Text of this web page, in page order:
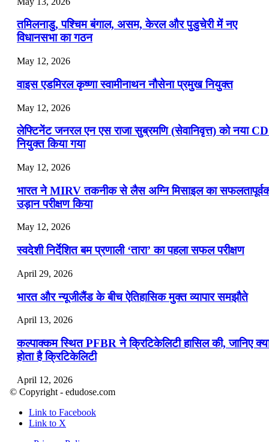
📝 डेली करेंट अफेयर्स: 13-15 जुलाई 2026
तमिलनाडु, पश्चिम बंगाल, असम, केरल और पुडुचेरी में नए
विधानसभा का गठन
May 12, 2026
वाइस एडमिरल कृष्णा स्वामीनाथन नौसेना प्रमुख नियुक्त
May 12, 2026
लेफ्टिनेंट जनरल एन एस राजा सुब्रमणि (सेवानिवृत्त) को नया
नियुक्त किया गया
May 12, 2026
भारत ने MIRV तकनीक से लैस अग्नि मिसाइल का
उड़ान परीक्षण किया
May 12, 2026
स्वदेशी निर्देशित बम प्रणाली ‘तारा’ का पहला सफल परीक्षण
April 29, 2026
भारत और न्यूजीलैंड के बीच ऐतिहासिक मुक्त व्यापार समझौते
April 13, 2026
कल्पाक्कम स्थित PFBR ने क्रिटिकेलिटी हासिल की, जानिए
होता है क्रिटिकेलिटी
April 12, 2026
April 9, 2026
© Copyright - edudose.com
Link to Facebook
Link to X